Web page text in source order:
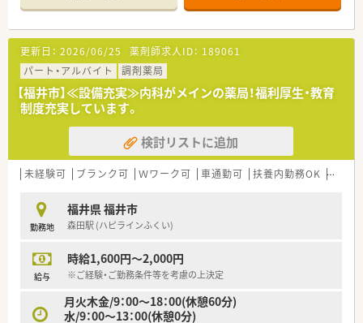
更新日： 2026/06/25 薬剤師求人ID： 189061
パート・アルバイト
調剤薬局
【福井市】≪設備充実≫内科がメインの薬局！福利厚生・教育
制度充実しています。
検討リストに追加
未経験可 ブランク可 Ｗワーク可 車通勤可 扶養内勤務OK 教育
勤務地
福井県 福井市
森田駅 (ハピラインふくい)
給与
時給1,600円～2,000円
※ご経験・ご勤務条件等を考慮の上決定
月火木金/9：00～18：00(休憩60分)
水/9：00～13：00(休憩0分)